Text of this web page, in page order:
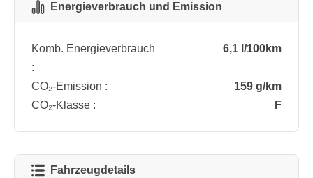
Energieverbrauch und Emission
Komb. Energieverbrauch
:
6,1 l/100km
CO₂-Emission :
159 g/km
CO₂-Klasse :
F
Fahrzeugdetails